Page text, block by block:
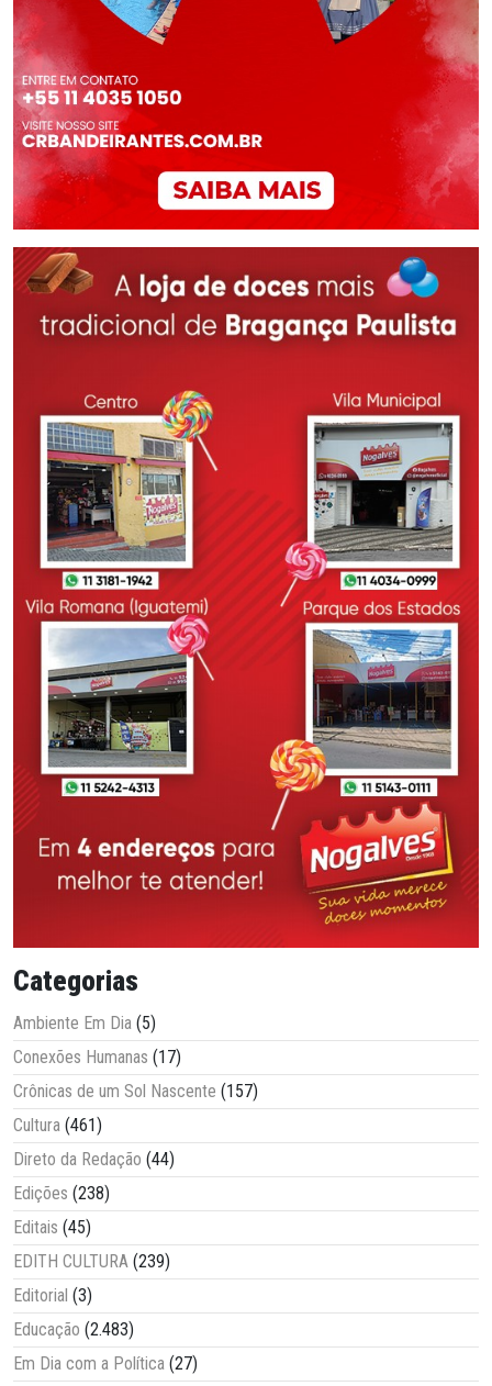
Categorias
Ambiente Em Dia (5)
Conexões Humanas (17)
Crônicas de um Sol Nascente (157)
Cultura (461)
Direto da Redação (44)
Edições (238)
Editais (45)
EDITH CULTURA (239)
Editorial (3)
Educação (2.483)
Em Dia com a Política (27)